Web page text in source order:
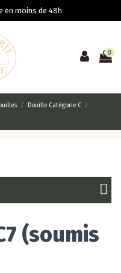
en moins de 48h
0
Douille Catégorie C
(soumis